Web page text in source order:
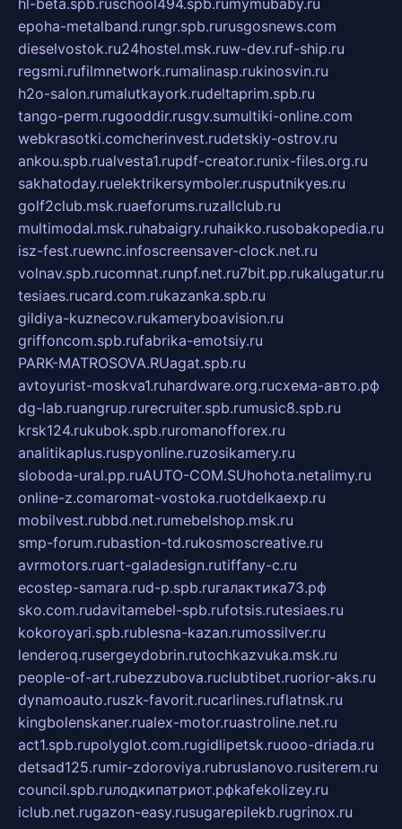
hl-beta.spb.ruschool494.spb.rumymubaby.ru
epoha-metalband.rungr.spb.rurusgosnews.com
dieselvostok.ru24hostel.msk.ruw-dev.ruf-ship.ru
regsmi.rufilmnetwork.rumalinasp.rukinosvin.ru
h2o-salon.rumalutkayork.rudeltaprim.spb.ru
tango-perm.rugooddir.rusgv.sumultiki-online.com
webkrasotki.comcherinvest.rudetskiy-ostrov.ru
ankou.spb.rualvesta1.rupdf-creator.runix-files.org.ru
sakhatoday.ruelektrikersymboler.rusputnikyes.ru
golf2club.msk.ruaeforums.ruzallclub.ru
multimodal.msk.ruhabaigry.ruhaikko.rusobakopedia.ru
isz-fest.ruewnc.infoscreensaver-clock.net.ru
volnav.spb.rucomnat.runpf.net.ru7bit.pp.rukalugatur.ru
tesiaes.rucard.com.rukazanka.spb.ru
gildiya-kuznecov.rukameryboavision.ru
griffoncom.spb.rufabrika-emotsiy.ru
PARK-MATROSOVA.RUagat.spb.ru
avtoyurist-moskva1.ruhardware.org.ruсхема-авто.рф
dg-lab.ruangrup.rurecruiter.spb.rumusic8.spb.ru
krsk124.rukubok.spb.ruromanofforex.ru
analitikaplus.ruspyonline.ruzosikamery.ru
sloboda-ural.pp.ruAUTO-COM.SUhohota.netalimy.ru
online-z.comaromat-vostoka.ruotdelkaexp.ru
mobilvest.rubbd.net.rumebelshop.msk.ru
smp-forum.rubastion-td.rukosmoscreative.ru
avrmotors.ruart-galadesign.rutiffany-c.ru
ecostep-samara.rud-p.spb.ruгалактика73.рф
sko.com.rudavitamebel-spb.rufotsis.rutesiaes.ru
kokoroyari.spb.rublesna-kazan.rumossilver.ru
lenderoq.rusergeydobrin.rutochkazvuka.msk.ru
people-of-art.rubezzubova.ruclubtibet.ruorior-aks.ru
dynamoauto.ruszk-favorit.rucarlines.ruflatnsk.ru
kingbolenskaner.rualex-motor.ruastroline.net.ru
act1.spb.rupolyglot.com.rugidlipetsk.ruooo-driada.ru
detsad125.rumir-zdoroviya.rubruslanovo.rusiterem.ru
council.spb.ruлодкипатриот.рфkafekolizey.ru
iclub.net.rugazon-easy.rusugarepilekb.rugrinox.ru